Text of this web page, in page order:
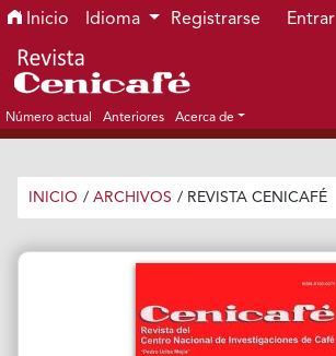
Ir al menú de navegación principal
Ir al contenido principal
Ir al pie de página del sitio
Inicio Idioma Registrarse Entrar
Número actual Anteriores Acerca de
INICIO / ARCHIVOS / REVISTA CENICAFÉ